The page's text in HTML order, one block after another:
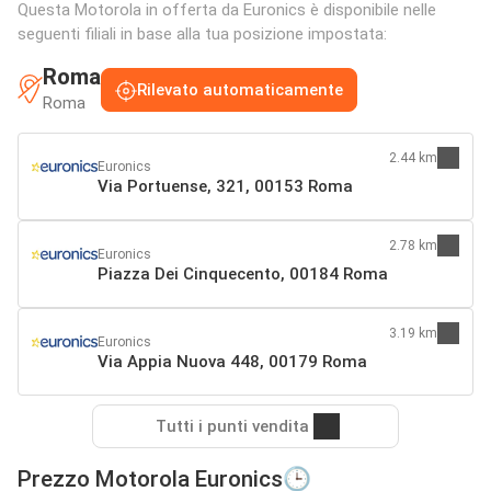
Questa Motorola in offerta da Euronics è disponibile nelle
seguenti filiali in base alla tua posizione impostata:
Roma
Roma
Rilevato automaticamente
Euronics
Via Portuense, 321, 00153 Roma
2.44 km
Euronics
Piazza Dei Cinquecento, 00184 Roma
2.78 km
Euronics
Via Appia Nuova 448, 00179 Roma
3.19 km
Tutti i punti vendita
Prezzo Motorola Euronics🕒